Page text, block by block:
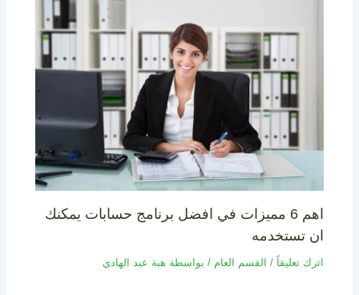
اهم 6 مميزات في افضل برنامج حسابات يمكنك
ان تستخدمه
اترك تعليقاً / القسم العام / بواسطة هبة عبد الهادي